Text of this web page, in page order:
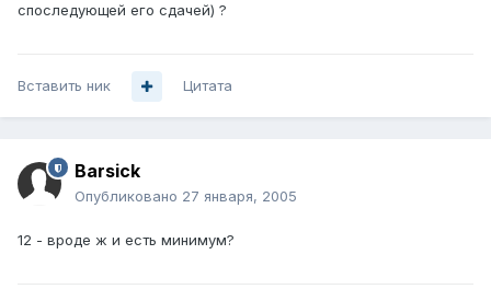
споследующей его сдачей) ?
Вставить ник Цитата
Barsick
Опубликовано 27 января, 2005
12 - вроде ж и есть минимум?